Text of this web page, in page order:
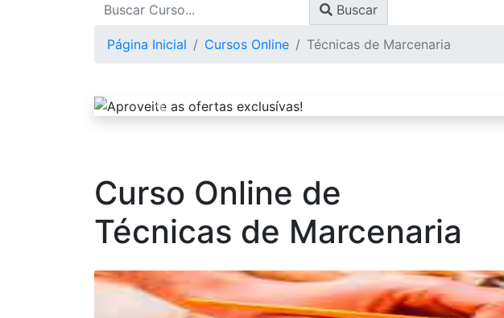
Buscar
Página Inicial Cursos Online Técnicas de Marcenaria
Curso Online de
Técnicas de Marcenaria